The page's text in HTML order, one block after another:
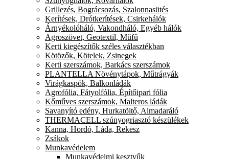
Grillezés, Bográcsozás, Szalonnasütés
Kerítések, Drótkerítések, Csirkehálók
Árnyékolóháló, Vakondháló, Egyéb hálók
Agroszövet, Geotextil, Műfű
Kerti kiegészítők széles választékban
Kötözők, Kötelek, Zsinegek
Kerti szerszámok, Barkács szerszámok
PLANTELLA Növénytápok, Műtrágyák
Virágkaspók, Balkonládák
Agrofólia, Fátyolfólia, Építőipari fólia
Kőműves szerszámok, Malteros ládák
Savanyító edény, Hurkatöltő, Almadaráló
THERMACELL szúnyogriasztó készülékek
Kanna, Hordó, Láda, Rekesz
Zsákok
Munkavédelem
Munkavédelmi kesztyűk